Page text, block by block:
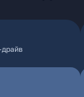
драйв